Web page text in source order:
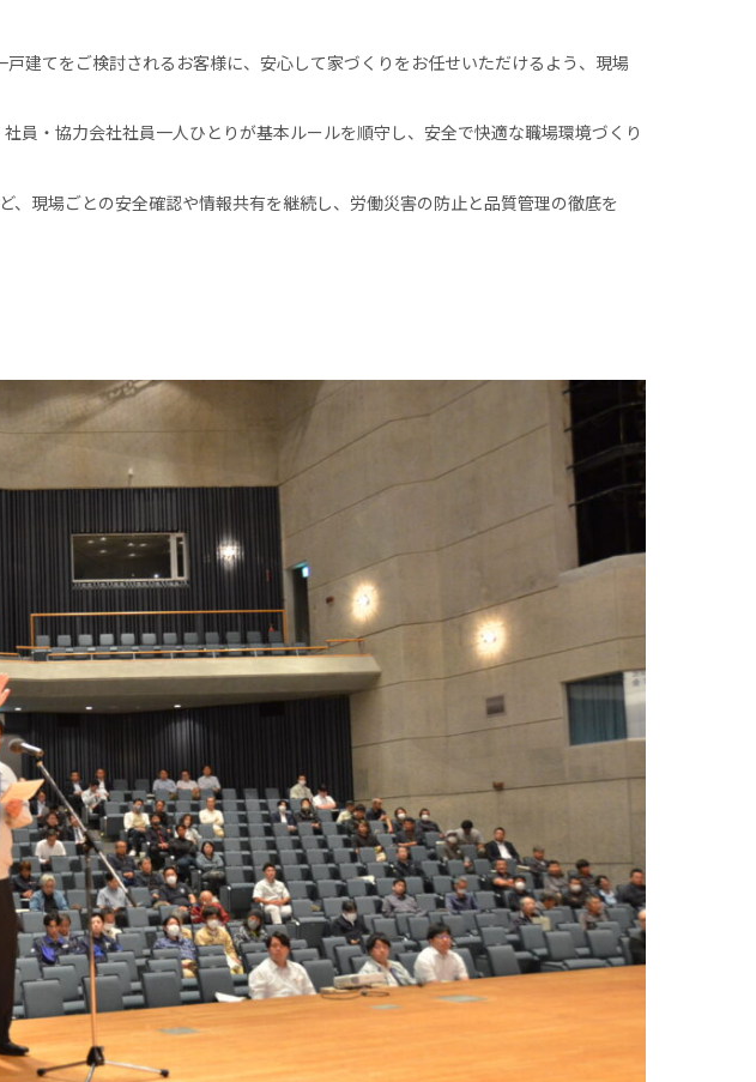
建てをご検討されるお客様に、安心して家づくりをお任せいただけるよう、現場
員・協力会社社員一人ひとりが基本ルールを順守し、安全で快適な職場環境づくり
現場ごとの安全確認や情報共有を継続し、労働災害の防止と品質管理の徹底を